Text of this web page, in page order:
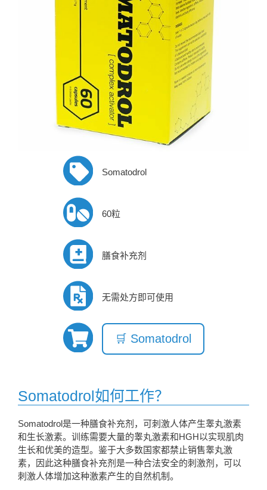
Somatodrol
60粒
膳食补充剂
无需处方即可使用
🛒 Somatodrol
Somatodrol如何工作？
Somatodrol是一种膳食补充剂，可刺激人体产生睾丸激素
和生长激素。训练需要大量的睾丸激素和HGH以实现肌肉
生长和优美的造型。鉴于大多数国家都禁止销售睾丸激
素，因此这种膳食补充剂是一种合法安全的刺激剂，可以
刺激人体增加这种激素产生的自然机制。